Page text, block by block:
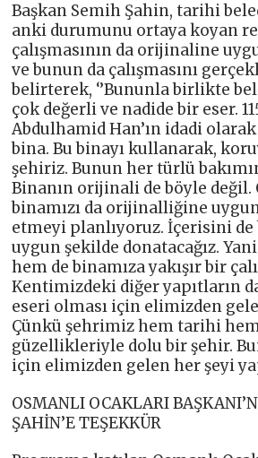
Başkan Semih Şahin, tarihi
anki durumunu ortaya koyan
çalışmasının da orijinaline
ve bunun da çalışmasını
belirterek, ‘’Bununla birlikte
çok değerli ve nadide bir eser.
Abdulhamid Han’ın idadi olarak
bina. Bu binayı kullanarak,
şehiriz. Bunun her türlü
Binanın orijinali de böyle değil.
binamızı da orijinalliğine
etmeyi planlıyoruz. İçerisini de
uygun şekilde donatacağız.
hem de binamıza yakışır bir
Kentimizdeki diğer yapıtların
eseri olması için elimizden
Çünkü şehrimiz hem tarihi
güzellikleriyle dolu bir şehir.
için elimizden gelen her şeyi
OSMANLI OCAKLARI
ŞAHİN’E TEŞEKKÜR